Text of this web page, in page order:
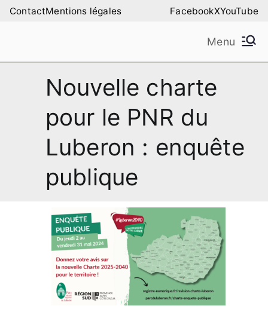
AllerContactMentions légales FacebookXYouTube
Amilure – Les Amis
de la Montagne de
Lure
Menu
Nouvelle charte
pour le PNR du
Luberon : enquête
publique